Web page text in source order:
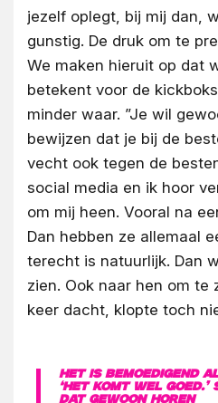
jezelf oplegt, bij mij dan,
gunstig. De druk om te
We maken hieruit op dat
betekent voor de
minder waar. ”Je wil
bewijzen dat je bij de
vecht ook tegen de
social media en ik hoor
om mij heen. Vooral na
Dan hebben ze allemaal
terecht is natuurlijk. Dan
zien. Ook naar hen om te
keer dacht, klopte toch
Het is bemoedigend
‘Het komt wel goed.’
dat gewoon horen